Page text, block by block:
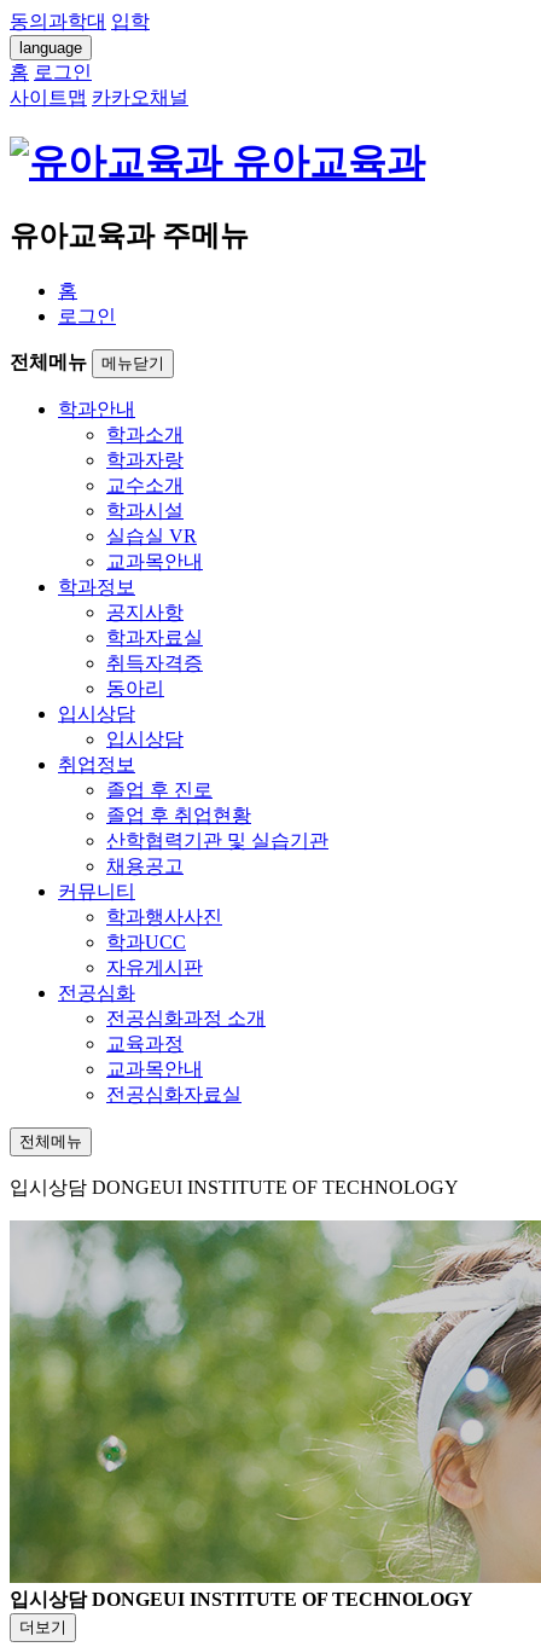
동의과학대 입학
language
홈 로그인
사이트맵 카카오채널
유아교육과
유아교육과 주메뉴
홈
로그인
전체메뉴 메뉴닫기
학과안내
학과소개
학과자랑
교수소개
학과시설
실습실 VR
교과목안내
학과정보
공지사항
학과자료실
취득자격증
동아리
입시상담
입시상담
취업정보
졸업 후 진로
졸업 후 취업현황
산학협력기관 및 실습기관
채용공고
커뮤니티
학과행사사진
학과UCC
자유게시판
전공심화
전공심화과정 소개
교육과정
교과목안내
전공심화자료실
전체메뉴
입시상담 DONGEUI INSTITUTE OF TECHNOLOGY
입시상담DONGEUI INSTITUTE OF TECHNOLOGY
더보기